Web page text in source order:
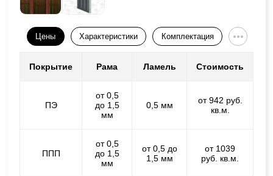
Цены Характеристики Комплектация
Покрытие Рама Ламель Стоимость
ПЭ
от 0,5
до 1,5
мм
0,5 мм
от 942 руб.
кв.м.
ППП
от 0,5
до 1,5
мм
от 0,5 до
1,5 мм
от 1039
руб. кв.м.